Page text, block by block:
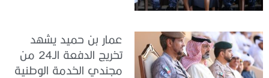
عمار بن حميد يشهد
تخريج الدفعة الـ24 من
مجندي الخدمة الوطنية